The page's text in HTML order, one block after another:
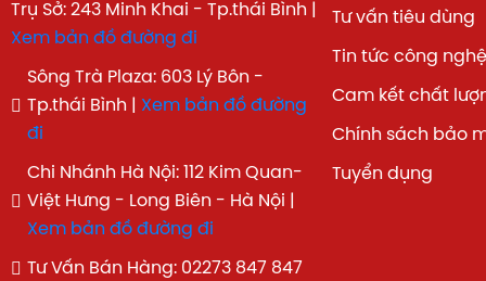
Trụ Sở: 243 Minh Khai - Tp.thái Bình |
Xem bản đồ đường đi
Sông Trà Plaza: 603 Lý Bôn -
Tp.thái Bình | Xem bản đồ đường
đi
Chi Nhánh Hà Nội: 112 Kim Quan-
Việt Hưng - Long Biên - Hà Nội |
Xem bản đồ đường đi
Tư Vấn Bán Hàng: 02273 847 847
Tư vấn tiêu dùng
Tin tức công nghệ
Cam kết chất
Chính sách bảo
Tuyển dụng